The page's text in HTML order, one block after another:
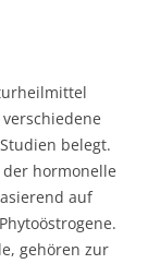
belegt.
hormonelle
auf
gehören zur